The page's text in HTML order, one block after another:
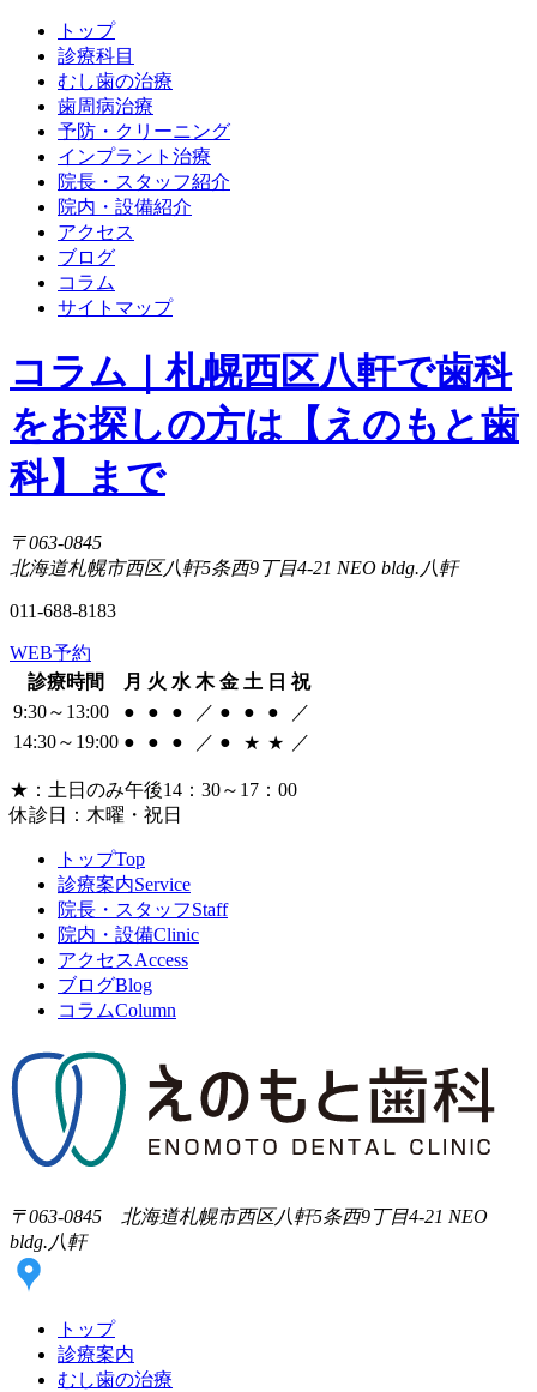
トップ
診療科目
むし歯の治療
歯周病治療
予防・クリーニング
インプラント治療
院長・スタッフ紹介
院内・設備紹介
アクセス
ブログ
コラム
サイトマップ
コラム｜札幌西区八軒で歯科
をお探しの方は【えのもと歯
科】まで
〒063-0845
北海道札幌市西区八軒5条西9丁目4-21 NEO bldg.八軒
011-688-8183
WEB予約
診療時間
月 火 水 木 金 土 日 祝
9:30～13:00
● ● ● ／ ● ● ●
／
14:30～19:00 ● ● ● ／ ● ★ ★ ／
★ ：土日のみ午後14：30～17：00
休診日：木曜・祝日
トップTop
診療案内Service
院長・スタッフStaff
院内・設備Clinic
アクセスAccess
ブログBlog
コラムColumn
〒063-0845 北海道札幌市西区八軒5条西9丁目4-21 NEO
bldg.八軒
トップ
診療案内
むし歯の治療